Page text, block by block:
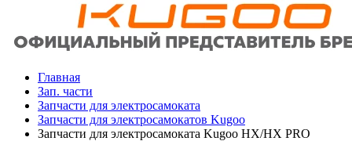
Главная
Зап. части
Запчасти для электросамоката
Запчасти для электросамокатов Kugoo
Запчасти для электросамоката Kugoo HX/HX PRO